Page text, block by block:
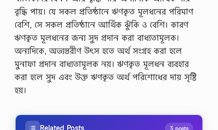
বৃদ্ধি পায়। যে সকল প্রতিষ্ঠানে ঋণকৃত মূলধনের পরিমাণ
বেশি, সে সকল প্রতিষ্ঠানে আর্থিক ঝুঁকি ও বেশি। কারণ
ঋণকৃত মূলধনের জন্য সুদ প্রদান করা বাধ্যতামূলক।
অন্যদিকে, অভ্যন্তরীণ উৎস হতে অর্থ সংগ্রহ করা হলে
মুনাফা প্রদান বাধ্যতামূলক নয়। ঋণকৃত মূলধন ব্যবহার
করা হলে সুদ এবং উক্ত ঋণকৃত অর্থ পরিশোধের দায় সৃষ্টি
হয়।
Related Posts 3 posts